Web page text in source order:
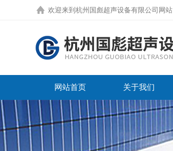
欢迎来到 杭州国彪超声设备有限公司网站
网站首页 关于我们